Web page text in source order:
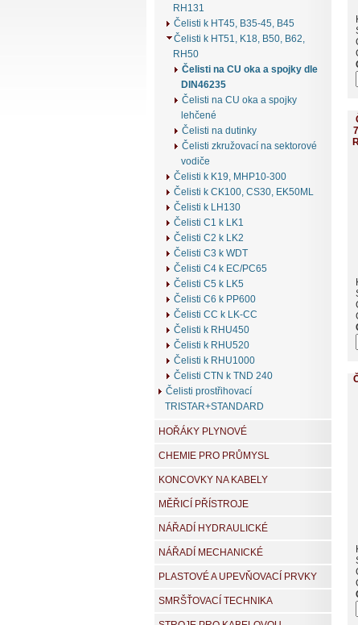
RH131
Čelisti k HT45, B35-45, B45
Čelisti k HT51, K18, B50, B62,
RH50
Čelisti na CU oka a spojky dle
DIN46235
Čelisti na CU oka a spojky
lehčené
Čelisti na dutinky
Čelisti zkružovací na sektorové
vodiče
Čelisti k K19, MHP10-300
Čelisti k CK100, CS30, EK50ML
Čelisti k LH130
Čelisti C1 k LK1
Čelisti C2 k LK2
Čelisti C3 k WDT
Čelisti C4 k EC/PC65
Čelisti C5 k LK5
Čelisti C6 k PP600
Čelisti CC k LK-CC
Čelisti k RHU450
Čelisti k RHU520
Čelisti k RHU1000
Čelisti CTN k TND 240
Čelisti prostřihovací
TRISTAR+STANDARD
HOŘÁKY PLYNOVÉ
CHEMIE PRO PRŮMYSL
KONCOVKY NA KABELY
MĚŘICÍ PŘÍSTROJE
NÁŘADÍ HYDRAULICKÉ
NÁŘADÍ MECHANICKÉ
PLASTOVÉ A UPEVŇOVACÍ PRVKY
SMRŠŤOVACÍ TECHNIKA